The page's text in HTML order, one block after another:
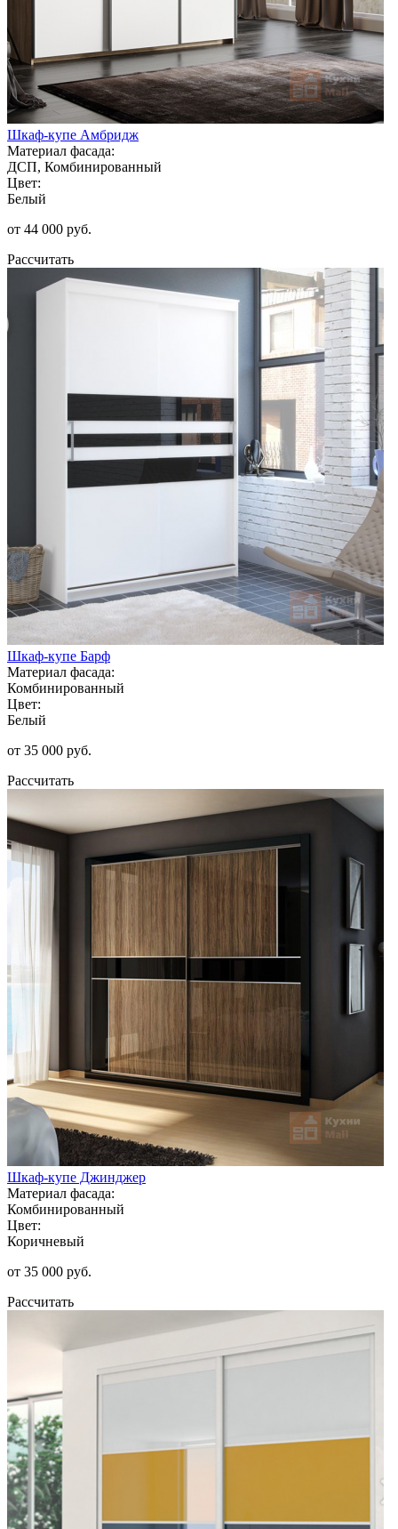
Шкаф-купе Амбридж
Материал фасада:
ДСП, Комбинированный
Цвет:
Белый
от 44 000 руб.
Рассчитать
Шкаф-купе Барф
Материал фасада:
Комбинированный
Цвет:
Белый
от 35 000 руб.
Рассчитать
Шкаф-купе Джинджер
Материал фасада:
Комбинированный
Цвет:
Коричневый
от 35 000 руб.
Рассчитать